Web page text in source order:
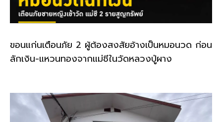
ขอนแก่นเตือนภัย 2 ผู้ต้องสงสัยอ้างเป็นหมอนวด ก่อน
ลักเงิน-แหวนทองจากแม่ชีในวัดหลวงปู่ผาง